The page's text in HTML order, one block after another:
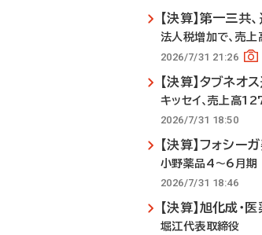
【決算】第一三
法人税増加で、売
2026/7/31 21:26
【決算】タブネ
キッセイ、売上高
2026/7/31 18:50
【決算】フォシー
小野薬品4～6月期
2026/7/31 18:46
【決算】旭化成・
堀江代表取締役